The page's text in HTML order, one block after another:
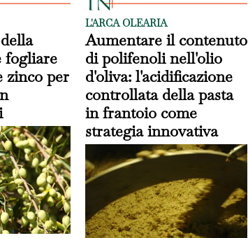
fogliare
zinco per
L'ARCA OLEARIA
Aumentare il contenuto
di polifenoli nell'olio
d'oliva: l'acidificazione
controllata della pasta
in frantoio come
strategia innovativa